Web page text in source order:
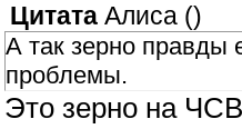
Цитата Алиса ()
А так зерно правды
проблемы.
Это зерно на